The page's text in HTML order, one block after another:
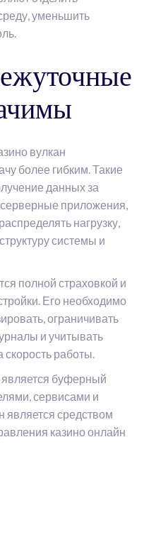
уменьшить
вулкан
более гибким. Такие
данных за
приложения,
нагрузку,
системы и
полной страховкой и
Его необходимо
ограничивать
и учитывать
работы.
буферный
сервисами и
средством
казино онлайн